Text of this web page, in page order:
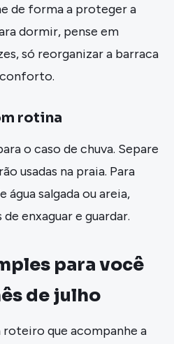
de forma a proteger a
dormir, pense em
só reorganizar a barraca
rotina
o caso de chuva. Separe
usadas na praia. Para
água salgada ou areia,
enxaguar e guardar.
para você
de julho
que acompanhe a